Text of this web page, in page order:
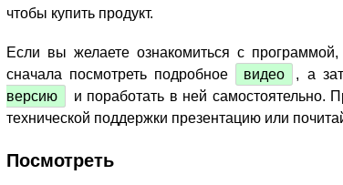
чтобы купить продукт.
Если вы желаете ознакомиться с
сначала посмотреть подробное
видео
, а
версию
и поработать в ней самостоятельно.
технической поддержки презентацию или
Посмотреть